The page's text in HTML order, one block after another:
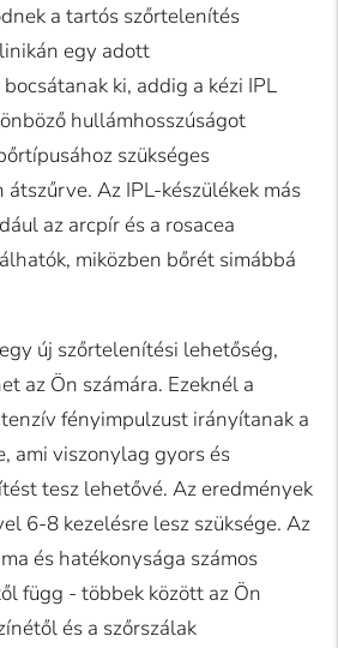
a tartós szőrtelenítés
egy adott
ki, addig a kézi IPL
hullámhosszúságot
szükséges
Az IPL-készülékek más
az arcpír és a rosacea
miközben bőrét simábbá
új szőrtelenítési lehetőség,
az Ön számára. Ezeknél a
fényimpulzust irányítanak a
ami viszonylag gyors és
tesz lehetővé. Az eredmények
6-8 kezelésre lesz szüksége. Az
és hatékonysága számos
függ - többek között az Ön
és a szőrszálak